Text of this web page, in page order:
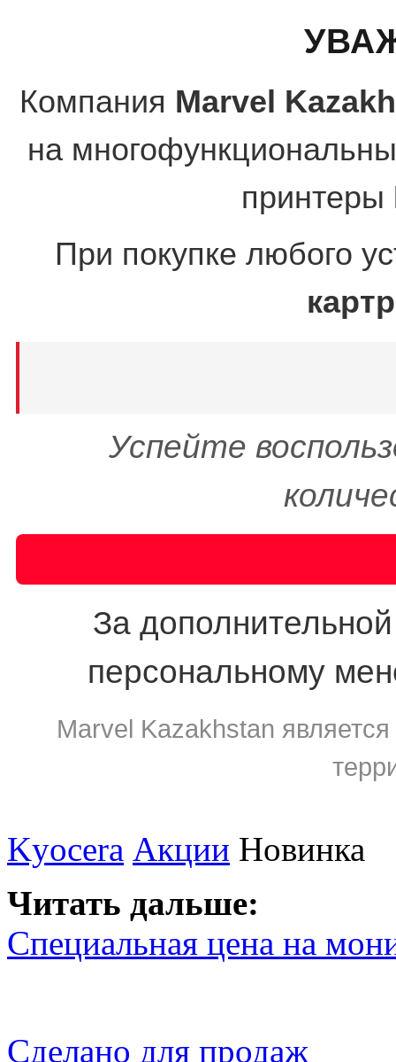
Компания Marvel
на
принтеры
При покупке любого
Успейте
За
персональному
Marvel Kazakhstan
Kyocera Акции Новинка
Читать дальше:
Специальная цена на
Сделано для продаж